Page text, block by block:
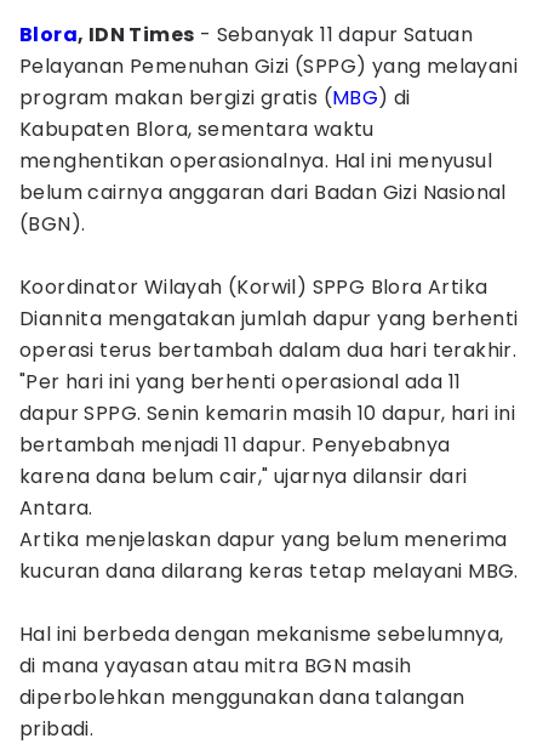
Blora, IDN Times - Sebanyak 11 dapur Satuan
Pelayanan Pemenuhan Gizi (SPPG) yang melayani
program makan bergizi gratis (MBG) di
Kabupaten Blora, sementara waktu
menghentikan operasionalnya. Hal ini menyusul
belum cairnya anggaran dari Badan Gizi Nasional
(BGN).
Koordinator Wilayah (Korwil) SPPG Blora Artika
Diannita mengatakan jumlah dapur yang berhenti
operasi terus bertambah dalam dua hari terakhir.
"Per hari ini yang berhenti operasional ada 11
dapur SPPG. Senin kemarin masih 10 dapur, hari ini
bertambah menjadi 11 dapur. Penyebabnya
karena dana belum cair," ujarnya dilansir dari
Antara.
Artika menjelaskan dapur yang belum menerima
kucuran dana dilarang keras tetap melayani MBG.
Hal ini berbeda dengan mekanisme sebelumnya,
di mana yayasan atau mitra BGN masih
diperbolehkan menggunakan dana talangan
pribadi.